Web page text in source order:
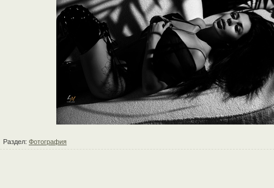
Раздел: Фотография